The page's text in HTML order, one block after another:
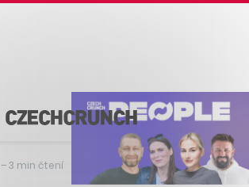
–3 min čtení